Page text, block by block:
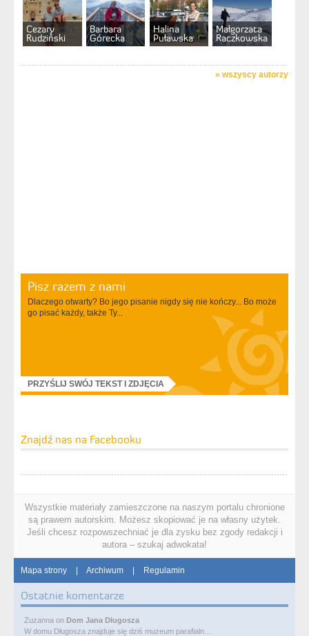
Cezary
Rudziński
Barbara
Górecka
Halina
Puławska
Małgorzata
Raczkowska
» wszyscy autorzy
Pisz razem z nami
Dlaczego otwarty? Bo jego pisanie nigdy się nie kończy... Bo może
go pisać każdy, także Ty...
PRZYŚLIJ SWÓJ TEKST I ZDJĘCIA
Znajdź nas na Facebooku
Wszystkie materiały zamieszczone na naszym portalu chronione
są prawem autorskim. Możesz skopiować je na własny użytek.
Jeśli chcesz rozpowszechniać je dla zysku bez zgody redakcji i
autora – szukaj adwokata!
Mapa strony | Archiwum | Regulamin
Ostatnie komentarze
Zuzanna on Dom Jana Długosza
W domu Długosza znajduje się dziś muzeum parafialn…